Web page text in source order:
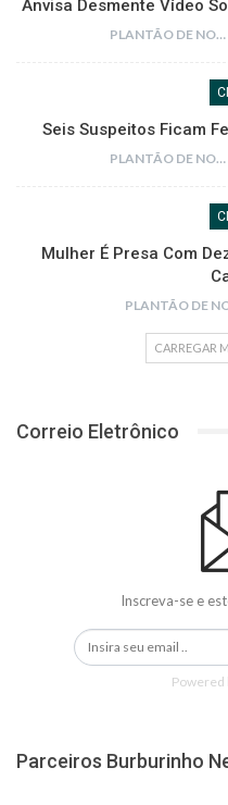
Anvisa Desmente Vídeo
PLANTÃO DE NOTÍCIAS
Seis Suspeitos Ficam
PLANTÃO DE NOTÍCIAS
Mulher É Presa Com
CARREGAR
Correio Eletrônico
Inscreva-se e
Powered
Parceiros Burburinho